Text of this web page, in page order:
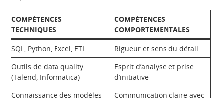
COMPÉTENCES
TECHNIQUES
COMPÉTENCES
COMPORTEMENTALES
SQL, Python, Excel, ETL
Rigueur et sens du détail
Outils de data quality
(Talend, Informatica)
Esprit d’analyse et prise
d’initiative
Connaissance des modèles
Communication claire avec